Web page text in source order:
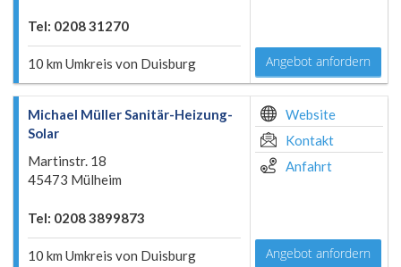
Tel: 0208 31270
10 km Umkreis von Duisburg Angebot anfordern
Michael Müller Sanitär-Heizung-
Solar
Martinstr. 18
45473 Mülheim
Tel: 0208 3899873
10 km Umkreis von Duisburg
Website
Kontakt
Anfahrt
Angebot anfordern